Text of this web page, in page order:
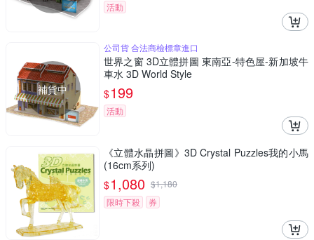
活動
補貨中
公司貨 合法商檢標章進口
世界之窗 3D立體拼圖 東南亞-特色屋-新加坡牛
車水 3D World Style
$199
活動
《立體水晶拼圖》3D Crystal Puzzles我的小馬
(16cm系列)
$1,080 $1,180
限時下殺
券